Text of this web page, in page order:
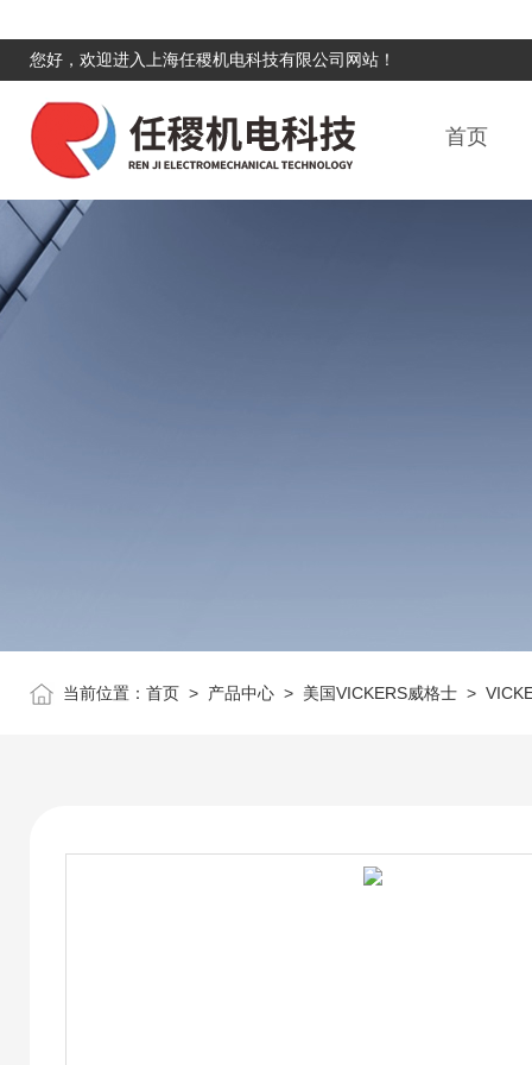
您好，欢迎进入上海任稷机电科技有限公司网站！
首页
当前位置： 首页 > 产品中心 > 美国VICKERS威格士 >